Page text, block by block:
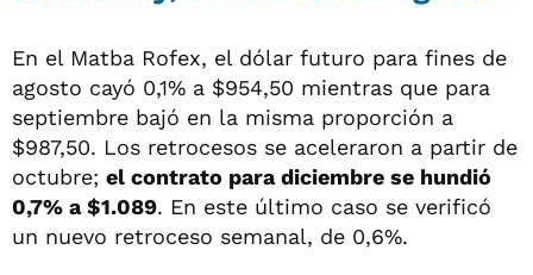
En el Matba Rofex, el dólar futuro para fines de
agosto cayó 0,1% a $954,50 mientras que para
septiembre bajó en la misma proporción a
$987,50. Los retrocesos se aceleraron a partir de
octubre; el contrato para diciembre se hundió
0,7% a $1.089. En este último caso se verificó
un nuevo retroceso semanal, de 0,6%.